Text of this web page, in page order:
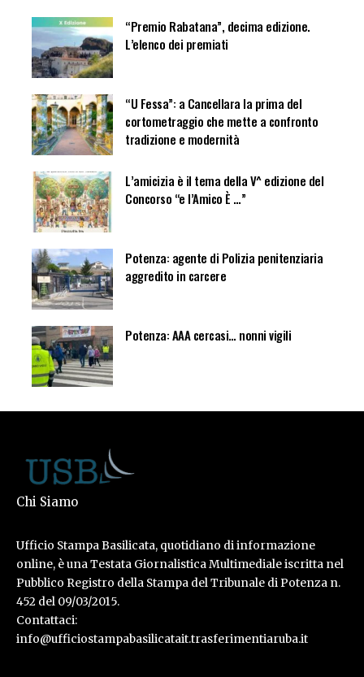
“Premio Rabatana”, decima edizione.
L’elenco dei premiati
“U Fessa”: a Cancellara la prima del
cortometraggio che mette a confronto
tradizione e modernità
L’amicizia è il tema della V^ edizione del
Concorso “e l’Amico È …”
Potenza: agente di Polizia penitenziaria
aggredito in carcere
Potenza: AAA cercasi… nonni vigili
Chi Siamo
Ufficio Stampa Basilicata, quotidiano di informazione
online, è una Testata Giornalistica Multimediale iscritta nel
Pubblico Registro della Stampa del Tribunale di Potenza n.
452 del 09/03/2015.
Contattaci:
info@ufficiostampabasilicatait.trasferimentiaruba.it